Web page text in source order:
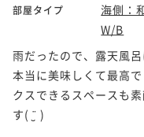
部屋タイプ
海側：
W/B
雨だったので、露天風
本当に美味しくて最高
クスできるスペースも
す( ¨̮ )